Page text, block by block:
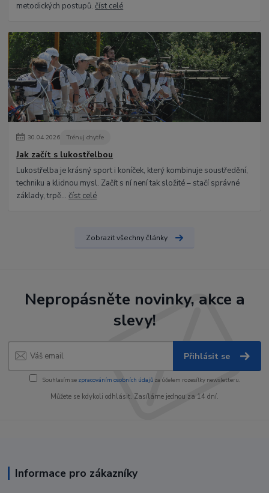
metodických postupů.číst celé
30.04.2026 Trénuj chytře
Jak začít s lukostřelbou
Lukostřelba je krásný sport i koníček, který kombinuje soustředění,
techniku a klidnou mysl. Začít s ní není tak složité – stačí správné
základy, trpě...číst celé
Zobrazit všechny články
Nepropásněte novinky, akce a
slevy!
Přihlásit se
Souhlasím se zpracováním osobních údajůza účelem rozesílky newsletteru.
Můžete se kdykoli odhlásit. Zasíláme jednou za 14 dní.
Informace pro zákazníky